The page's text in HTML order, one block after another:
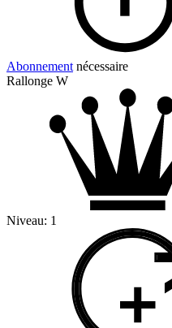
Abonnement nécessaire
Rallonge W
Niveau: 1